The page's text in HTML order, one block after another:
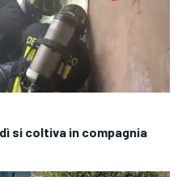
si coltiva in compagnia